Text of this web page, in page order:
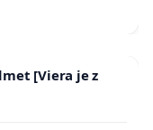
[Viera je z